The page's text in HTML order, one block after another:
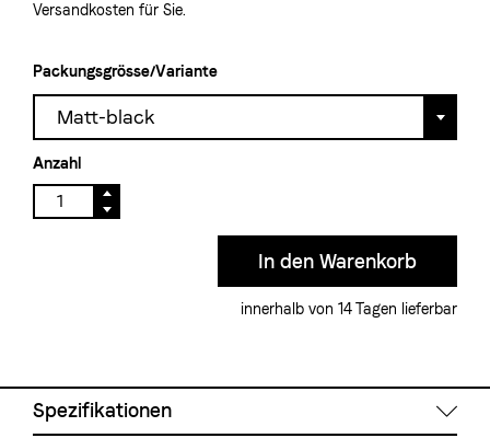
Versandkosten für Sie.
Packungsgrösse/Variante
Matt-black
Anzahl
innerhalb von 14 Tagen lieferbar
Spezifikationen